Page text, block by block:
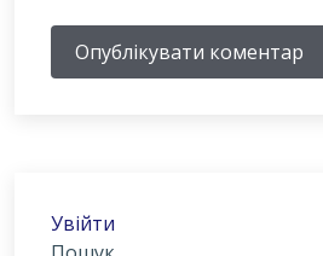
Опублікувати коментар
Увійти